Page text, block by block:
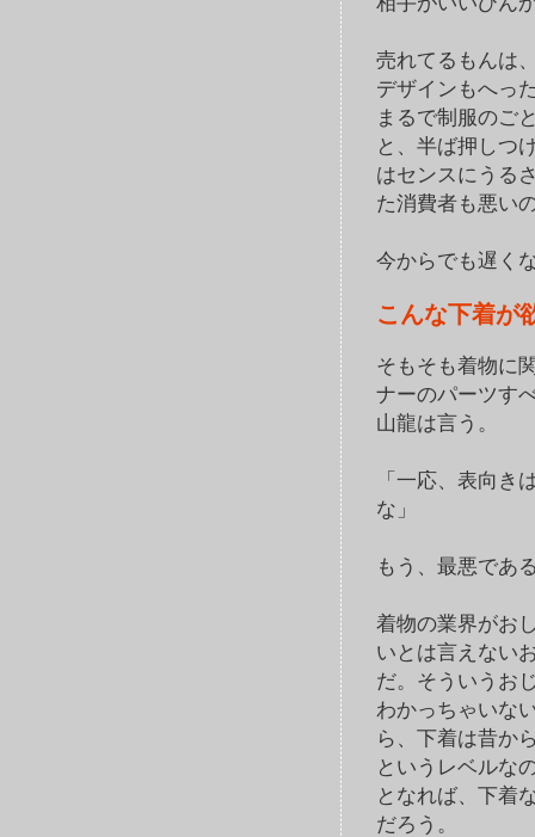
売れてるもんは
デザインもへっ
まるで制服のご
と、半ば押しつ
はセンスにうる
た消費者も悪い
今からでも遅く
こんな下着が
そもそも着物に
ナーのパーツす
山龍は言う。
「一応、表向き
な」
もう、最悪であ
着物の業界がお
いとは言えない
だ。そういうお
わかっちゃいな
ら、下着は昔か
というレベルな
となれば、下着
だろう。